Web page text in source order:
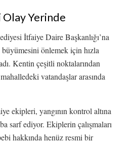
Yerinde
İtfaiye Daire Başkanlığı’na
büyümesini önlemek için hızla
Kentin çeşitli noktalarından
vatandaşlar arasında
ekipleri, yangının kontrol altına
sarf ediyor. Ekiplerin çalışmaları
hakkında henüz resmi bir